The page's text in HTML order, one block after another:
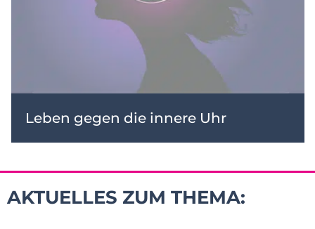
Leben gegen die innere Uhr
AKTUELLES ZUM THEMA: